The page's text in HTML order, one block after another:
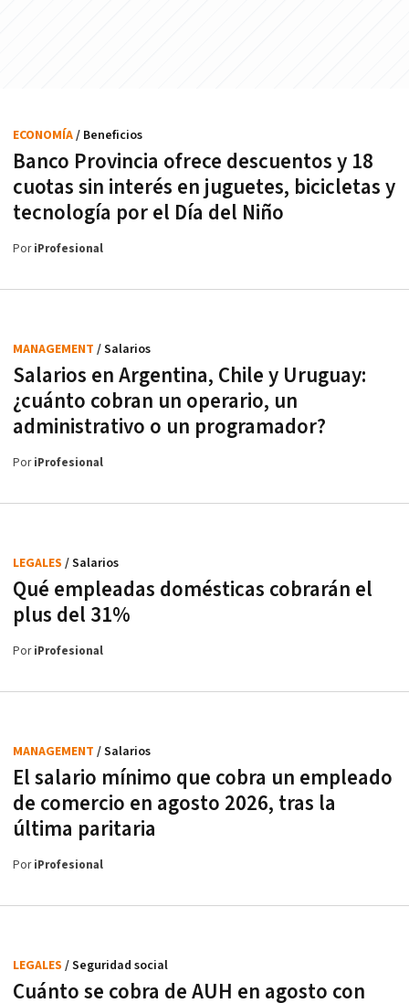
Banco Provincia ofrece descuentos y 18
cuotas sin interés en juguetes, bicicletas y
tecnología por el Día del Niño
ECONOMÍA/ Beneficios
PoriProfesional
Salarios en Argentina, Chile y Uruguay:
¿cuánto cobran un operario, un
administrativo o un programador?
MANAGEMENT / Salarios
PoriProfesional
Qué empleadas domésticas cobrarán el
plus del 31%
LEGALES / Salarios
PoriProfesional
El salario mínimo que cobra un empleado
de comercio en agosto 2026, tras la
última paritaria
MANAGEMENT / Salarios
PoriProfesional
Cuánto se cobra de AUH en agosto con
LEGALES / Seguridad social